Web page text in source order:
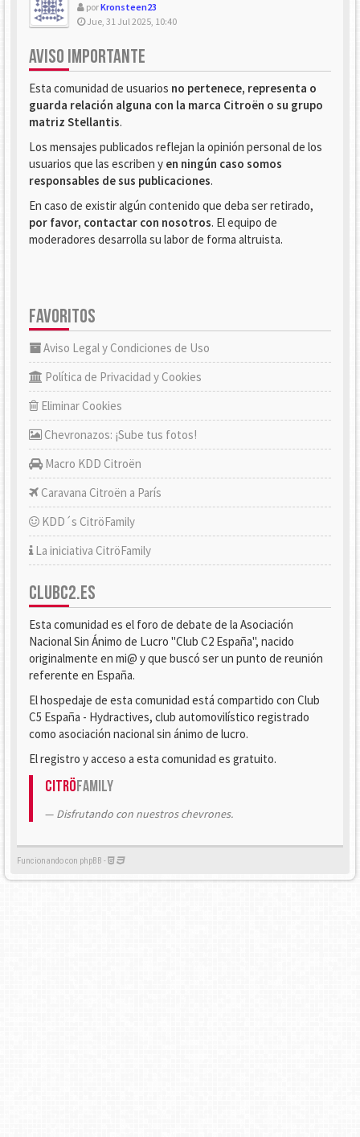
porKronsteen23
Jue, 31 Jul 2025, 10:40
AVISO IMPORTANTE
Esta comunidad de usuarios no pertenece, representa o
guarda relación alguna con la marca Citroën o su grupo
matriz Stellantis.
Los mensajes publicados reflejan la opinión personal de los
usuarios que las escriben y en ningún caso somos
responsables de sus publicaciones.
En caso de existir algún contenido que deba ser retirado,
por favor, contactar con nosotros. El equipo de
moderadores desarrolla su labor de forma altruista.
FAVORITOS
Aviso Legal y Condiciones de Uso
Política de Privacidad y Cookies
Eliminar Cookies
Chevronazos: ¡Sube tus fotos!
Macro KDD Citroën
Caravana Citroën a París
KDD´s CitröFamily
La iniciativa CitröFamily
CLUBC2.ES
Esta comunidad es el foro de debate de la Asociación
Nacional Sin Ánimo de Lucro "Club C2 España", nacido
originalmente en mi@ y que buscó ser un punto de reunión
referente en España.
El hospedaje de esta comunidad está compartido con Club
C5 España - Hydractives, club automovilístico registrado
como asociación nacional sin ánimo de lucro.
El registro y acceso a esta comunidad es gratuito.
CitröFamily
Disfrutando con nuestros chevrones.
Funcionando con phpBB -